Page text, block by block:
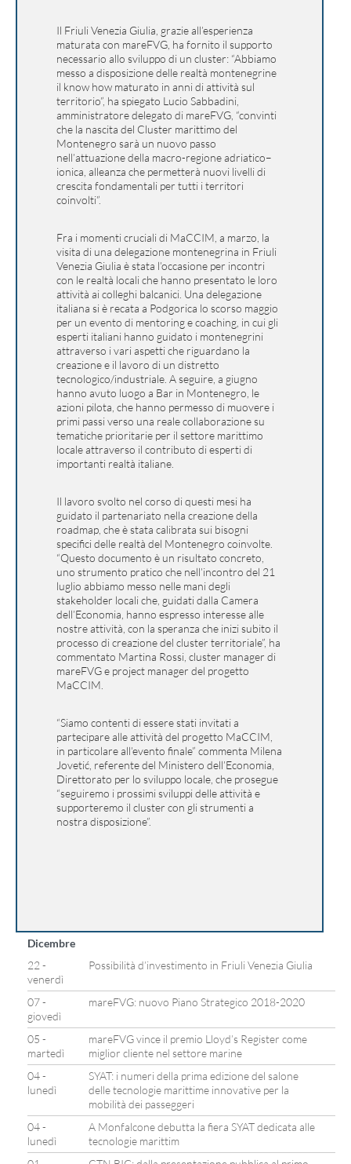
Il Friuli Venezia Giulia, grazie all’esperienza
maturata con mareFVG, ha fornito il supporto
necessario allo sviluppo di un cluster: “Abbiamo
messo a disposizione delle realtà montenegrine
il know how maturato in anni di attività sul
territorio”, ha spiegato Lucio Sabbadini,
amministratore delegato di mareFVG, “convinti
che la nascita del Cluster marittimo del
Montenegro sarà un nuovo passo
nell’attuazione della macro-regione adriatico–
ionica, alleanza che permetterà nuovi livelli di
crescita fondamentali per tutti i territori
coinvolti”.
Fra i momenti cruciali di MaCCIM, a marzo, la
visita di una delegazione montenegrina in Friuli
Venezia Giulia è stata l’occasione per incontri
con le realtà locali che hanno presentato le loro
attività ai colleghi balcanici. Una delegazione
italiana si è recata a Podgorica lo scorso maggio
per un evento di mentoring e coaching, in cui gli
esperti italiani hanno guidato i montenegrini
attraverso i vari aspetti che riguardano la
creazione e il lavoro di un distretto
tecnologico/industriale. A seguire, a giugno
hanno avuto luogo a Bar in Montenegro, le
azioni pilota, che hanno permesso di muovere i
primi passi verso una reale collaborazione su
tematiche prioritarie per il settore marittimo
locale attraverso il contributo di esperti di
importanti realtà italiane.
Il lavoro svolto nel corso di questi mesi ha
guidato il partenariato nella creazione della
roadmap, che è stata calibrata sui bisogni
specifici delle realtà del Montenegro coinvolte.
“Questo documento è un risultato concreto,
uno strumento pratico che nell’incontro del 21
luglio abbiamo messo nelle mani degli
stakeholder locali che, guidati dalla Camera
dell’Economia, hanno espresso interesse alle
nostre attività, con la speranza che inizi subito il
processo di creazione del cluster territoriale”, ha
commentato Martina Rossi, cluster manager di
mareFVG e project manager del progetto
MaCCIM.
“Siamo contenti di essere stati invitati a
partecipare alle attività del progetto MaCCIM,
in particolare all’evento finale” commenta Milena
Jovetić, referente del Ministero dell’Economia,
Direttorato per lo sviluppo locale, che prosegue
“seguiremo i prossimi sviluppi delle attività e
supporteremo il cluster con gli strumenti a
nostra disposizione”.
Dicembre
22 -
venerdì
Possibilità d’investimento in Friuli Venezia Giulia
07 -
giovedì
mareFVG: nuovo Piano Strategico 2018-2020
05 -
martedì
mareFVG vince il premio Lloyd’s Register come
miglior cliente nel settore marine
04 -
lunedì
SYAT: i numeri della prima edizione del salone
delle tecnologie marittime innovative per la
mobilità dei passeggeri
04 -
lunedì
A Monfalcone debutta la fiera SYAT dedicata alle
tecnologie marittim